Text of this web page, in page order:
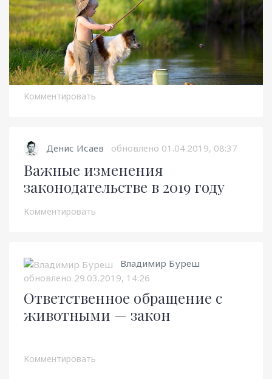
Комментировать
Денис Исаев обновлено 01.04.2019, 08:37
Важные изменения
законодательстве в 2019 году
Комментировать
Владимир Буреш
обновлено 29.03.2019, 14:26
Ответственное обращение с
животными — закон
Комментировать